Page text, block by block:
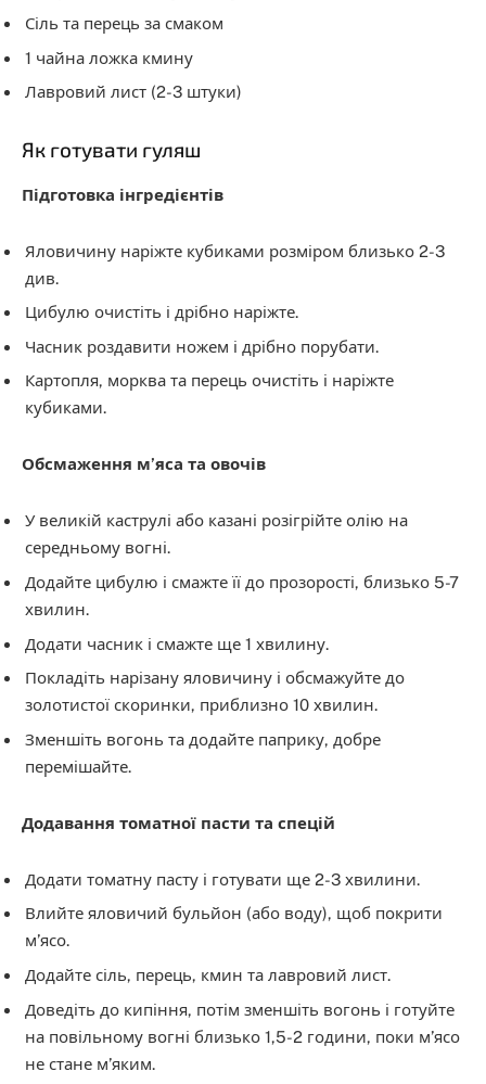
Сіль та перець за смаком
1 чайна ложка кмину
Лавровий лист (2-3 штуки)
Як готувати гуляш
Підготовка інгредієнтів
Яловичину наріжте кубиками розміром близько 2-3
див.
Цибулю очистіть і дрібно наріжте.
Часник роздавити ножем і дрібно порубати.
Картопля, морква та перець очистіть і наріжте
кубиками.
Обсмаження м’яса та овочів
У великій каструлі або казані розігрійте олію на
середньому вогні.
Додайте цибулю і смажте її до прозорості, близько 5-7
хвилин.
Додати часник і смажте ще 1 хвилину.
Покладіть нарізану яловичину і обсмажуйте до
золотистої скоринки, приблизно 10 хвилин.
Зменшіть вогонь та додайте паприку, добре
перемішайте.
Додавання томатної пасти та спецій
Додати томатну пасту і готувати ще 2-3 хвилини.
Влийте яловичий бульйон (або воду), щоб покрити
м’ясо.
Додайте сіль, перець, кмин та лавровий лист.
Доведіть до кипіння, потім зменшіть вогонь і готуйте
на повільному вогні близько 1,5-2 години, поки м’ясо
не стане м’яким.